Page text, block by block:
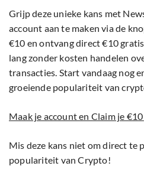
Grijp deze unieke kans met
account aan te maken via de
€10 en ontvang direct €10
lang zonder kosten handelen
transacties. Start vandaag nog
groeiende populariteit van
Maak je account en Claim je
Mis deze kans niet om direct te
populariteit van Crypto!